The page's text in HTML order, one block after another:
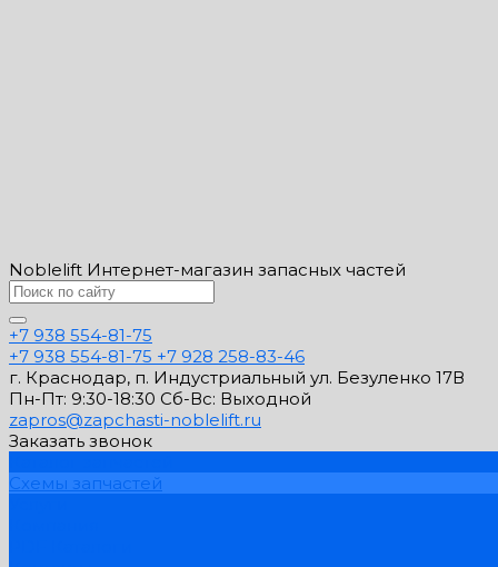
Noblelift Интернет-магазин запасных частей
+7 938 554-81-75
+7 938 554-81-75 +7 928 258-83-46
г. Краснодар, п. Индустриальный ул. Безуленко 17В
Пн-Пт: 9:30-18:30 Cб-Вс: Выходной
zapros@zapchasti-noblelift.ru
Заказать звонок
Схемы запчастей